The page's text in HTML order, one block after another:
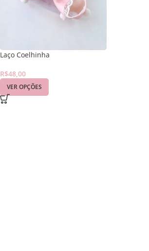
Laço Coelhinha
R$48,00
VER OPÇÕES